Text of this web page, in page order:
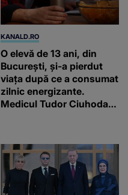
KANALD.RO
O elevă de 13 ani, din
București, și-a pierdut
viața după ce a consumat
zilnic energizante.
Medicul Tudor Ciuhodaru